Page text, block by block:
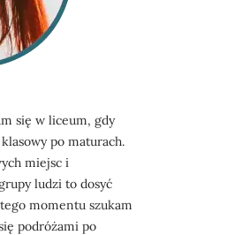
się w liceum, gdy
po maturach.
miejsc i
ludzi to dosyć
momentu szukam
podróżami po